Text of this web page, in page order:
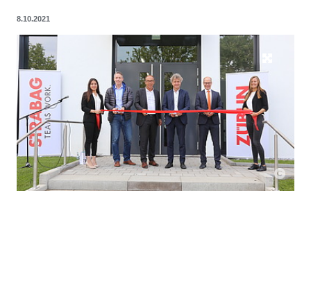
8.10.2021